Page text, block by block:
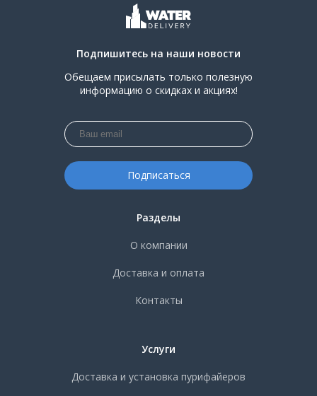
Подпишитесь на наши новости
Обещаем присылать только полезную
информацию о скидках и акциях!
Разделы
О компании
Доставка и оплата
Контакты
Услуги
Доставка и установка пурифайеров